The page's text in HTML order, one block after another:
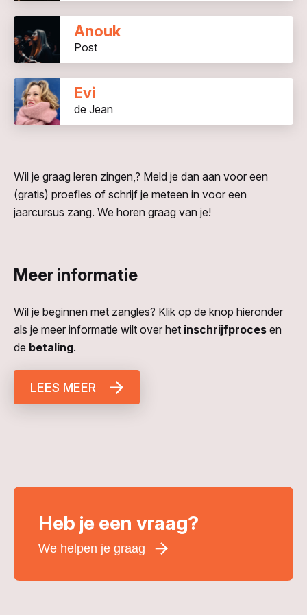
Anouk
Post
Evi
de Jean
Wil je graag leren zingen,? Meld je dan aan voor een
(gratis) proefles of schrijf je meteen in voor een
jaarcursus zang. We horen graag van je!
Meer informatie
Wil je beginnen met zangles? Klik op de knop hieronder
als je meer informatie wilt over het inschrijfproces en
de betaling.
LEES MEER
Heb je een vraag?
We helpen je graag